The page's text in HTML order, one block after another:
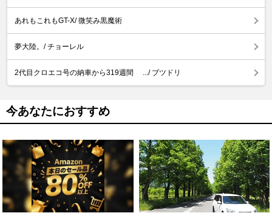
あれもこれもGT-X/ 微笑み黒魔術
夢大陸。/ チョーレル
2代目クロエコ号の納車から319週間 .../ ブツドリ
今あなたにおすすめ